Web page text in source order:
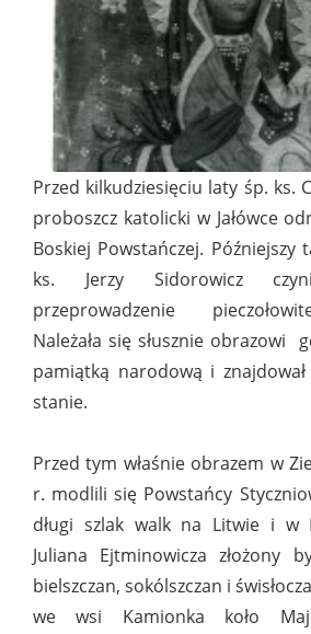
Przed kilkudziesięciu laty śp. ks.
proboszcz katolicki w Jałówce
Boskiej Powstańczej. Późniejszy
ks. Jerzy Sidorowicz
przeprowadzenie
Należała się słusznie obrazowi
pamiątką narodową i
stanie.
Przed tym właśnie obrazem w
r. modlili się Powstańcy
długi szlak walk na Litwie i w
Juliana Ejtminowicza złożony
bielszczan, sokólszczan i
we wsi Kamionka koło